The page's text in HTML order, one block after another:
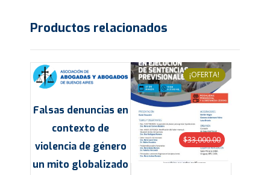
Productos relacionados
Falsas denuncias en
contexto de
violencia de género
un mito globalizado
¡OFERTA!
$33,000.00